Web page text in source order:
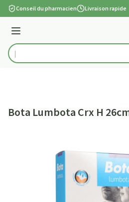
Aller au contenu
Conseil du pharmacien Livraison rapide
Menu
Rechercher
Bota Lumbota Crx H